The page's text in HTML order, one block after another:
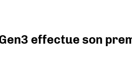
effectue son